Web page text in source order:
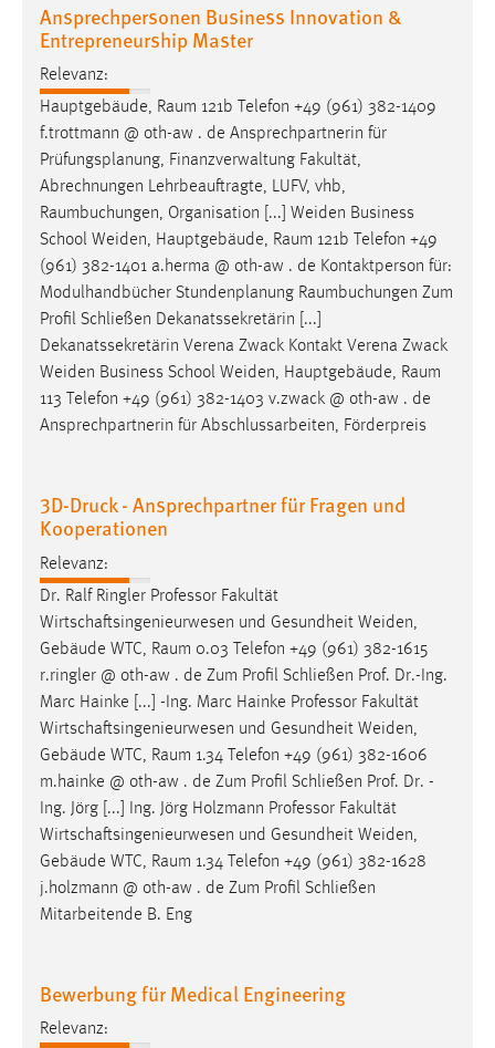
Ansprechpersonen Business Innovation &
Entrepreneurship Master
Relevanz:
Hauptgebäude, Raum 121b Telefon +49 (961) 382-1409
f.trottmann @ oth-aw . de Ansprechpartnerin für
Prüfungsplanung, Finanzverwaltung Fakultät,
Abrechnungen Lehrbeauftragte, LUFV, vhb,
Raumbuchungen, Organisation [...] Weiden Business
School Weiden, Hauptgebäude, Raum 121b Telefon +49
(961) 382-1401 a.herma @ oth-aw . de Kontaktperson für:
Modulhandbücher Stundenplanung Raumbuchungen Zum
Profil Schließen Dekanatssekretärin [...]
Dekanatssekretärin Verena Zwack Kontakt Verena Zwack
Weiden Business School Weiden, Hauptgebäude, Raum
113 Telefon +49 (961) 382-1403 v.zwack @ oth-aw . de
Ansprechpartnerin für Abschlussarbeiten, Förderpreis
3D-Druck - Ansprechpartner für Fragen und
Kooperationen
Relevanz:
Dr. Ralf Ringler Professor Fakultät
Wirtschaftsingenieurwesen und Gesundheit Weiden,
Gebäude WTC, Raum 0.03 Telefon +49 (961) 382-1615
r.ringler @ oth-aw . de Zum Profil Schließen Prof. Dr.-Ing.
Marc Hainke [...] -Ing. Marc Hainke Professor Fakultät
Wirtschaftsingenieurwesen und Gesundheit Weiden,
Gebäude WTC, Raum 1.34 Telefon +49 (961) 382-1606
m.hainke @ oth-aw . de Zum Profil Schließen Prof. Dr. -
Ing. Jörg [...] Ing. Jörg Holzmann Professor Fakultät
Wirtschaftsingenieurwesen und Gesundheit Weiden,
Gebäude WTC, Raum 1.34 Telefon +49 (961) 382-1628
j.holzmann @ oth-aw . de Zum Profil Schließen
Mitarbeitende B. Eng
Bewerbung für Medical Engineering
Relevanz:
Sprachpräferenz
Name:
site-language-preference
Zweck:
Das Cookie speichert die gewählte Sprache der Website.
Cookie Laufzeit:
Chat
Name:
chat-frame-style-5e9dbeb1811c0446
Zweck:
MibewSessionID, mibew-chat-frame-style-
5e9dbeb1811c0446 = Sitzungslaufzeit, mibew_locale = 3
Jahre, MIBEW_UserID = 1 Jahr
Login
Name:
fe_user, be_user, be_lastLoginProvider
Zweck:
Dieser Cookie ist notwendig um sich an der Website
einloggen zu können.
Cookie Laufzeit:
24 Stunden
Diese Informationen helfen uns zu verstehen, wie
unsere Besucher unsere Website nutzen.